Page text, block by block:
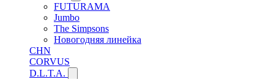
FUTURAMA
Jumbo
The Simpsons
Новогодняя линейка
CHN
CORVUS
D.L.T.A.